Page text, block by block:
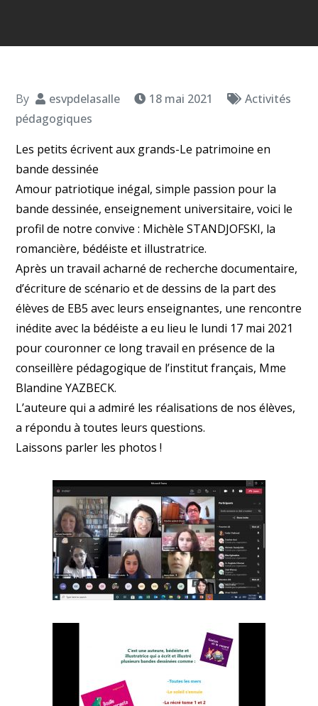
By esvpdelasalle 18 mai 2021
Activités
pédagogiques
Les petits écrivent aux grands-Le patrimoine en
bande dessinée
Amour patriotique inégal, simple passion pour la
bande dessinée, enseignement universitaire, voici le
profil de notre convive : Michèle STANDJOFSKI, la
romancière, bédéiste et illustratrice.
Après un travail acharné de recherche documentaire,
d’écriture de scénario et de dessins de la part des
élèves de EB5 avec leurs enseignantes, une rencontre
inédite avec la bédéiste a eu lieu le lundi 17 mai 2021
pour couronner ce long travail en présence de la
conseillère pédagogique de l’institut français, Mme
Blandine YAZBECK.
L’auteure qui a admiré les réalisations de nos élèves,
a répondu à toutes leurs questions.
Laissons parler les photos !